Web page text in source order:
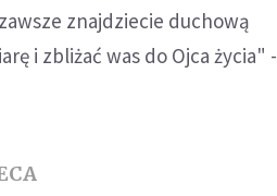
znajdziecie duchową
i zbliżać was do Ojca życia" -